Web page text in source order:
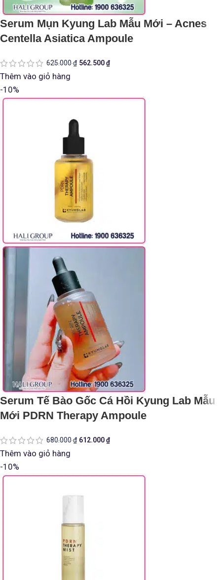
Serum Mụn Kyung Lab Mẫu Mới – Acnes
Centella Asiatica Ampoule
625.000₫ 562.500₫
Thêm vào giỏ hàng
-10%
Serum Tế Bào Gốc Cá Hồi Kyung Lab Mẫu
Mới PDRN Therapy Ampoule
680.000₫ 612.000₫
Thêm vào giỏ hàng
-10%